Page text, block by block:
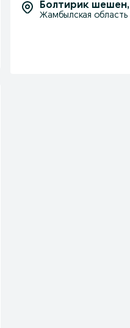
Болтирик шешен,
Жамбылская область